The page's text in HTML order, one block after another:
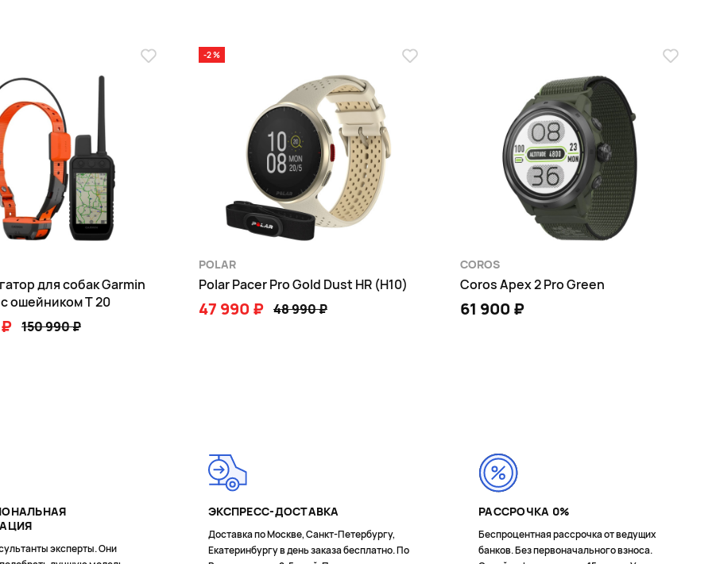
крови кислородом
/ Стиль плавания / Оценка
от Mapbox, Google
для собак Garmin
ошейником T 20
150 990 ₽
-2 %
POLAR
Polar Pacer Pro Gold Dust HR (H10)
47 990 ₽ 48 990 ₽
COROS
Coros Apex 2 Pro Green
61 900 ₽
эксперты. Они
ЭКСПРЕСС-ДОСТАВКА
Доставка по Москве, Санкт-Петербургу,
Екатеринбургу в день заказа бесплатно. По
РАССРОЧКА 0%
Беспроцентная рассрочка от ведущих
банков. Без первоначального взноса.